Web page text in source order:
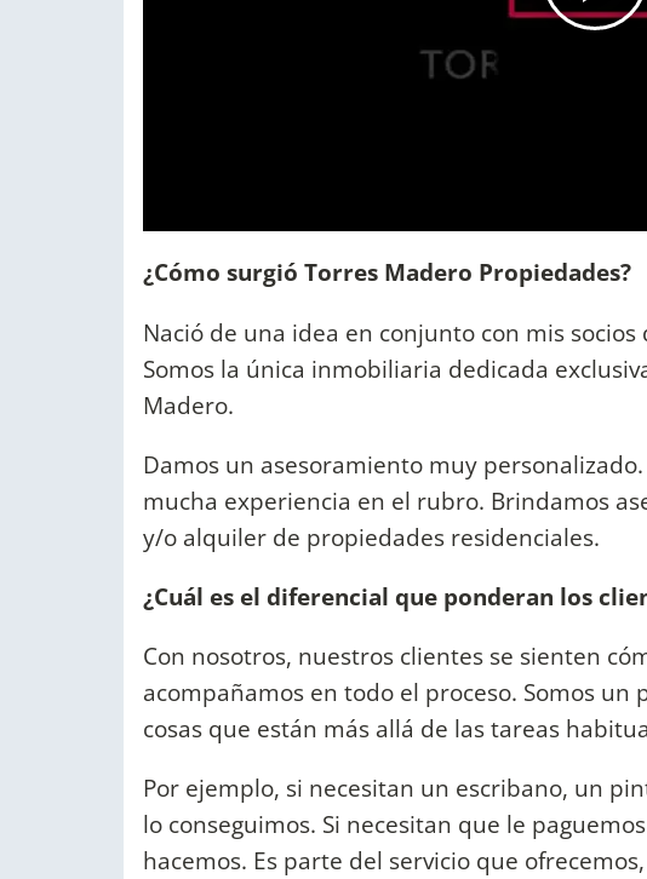
¿Cómo surgió Torres Madero Propiedades?
Nació de una idea en conjunto con mis
Somos la única inmobiliaria dedicada
Madero.
Damos un asesoramiento muy
mucha experiencia en el rubro. Brindamos
y/o alquiler de propiedades residenciales.
¿Cuál es el diferencial que ponderan los
Con nosotros, nuestros clientes se sienten
acompañamos en todo el proceso. Somos un
cosas que están más allá de las tareas
Por ejemplo, si necesitan un escribano, un
lo conseguimos. Si necesitan que le
hacemos. Es parte del servicio que